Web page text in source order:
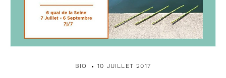
BIO 10 JUILLET 2017